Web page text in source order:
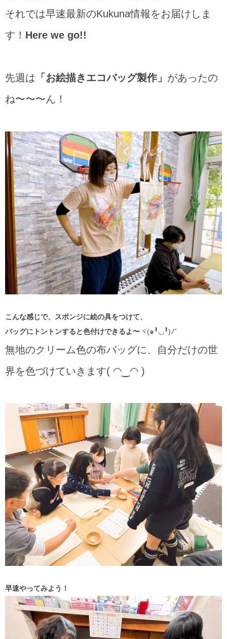
それでは早速最新のKukuna情報をお届けしま
す！ Here we go!!
先週は 「お絵描きエコバッグ製作」 があったの
ね〜〜〜ん！
こんな感じで、スポンジに絵の具をつけて、
バッグにトントンすると色付けできるよ〜 ヾ(๑╹◡╹)ﾉ”
無地のクリーム色の布バッグに、自分だけの世
界を色づけていきます( ◠‿◠ )
早速やってみよう！